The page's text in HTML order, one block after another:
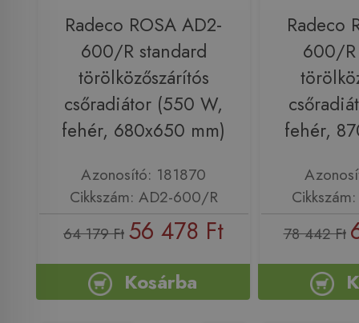
Radeco ROSA AD2-
600/R standard
törölközőszárítós
csőradiátor (550 W,
fehér, 680x650 mm)
Azonosító: 181870
Cikkszám: AD2-600/R
64 179 Ft 56 478 Ft
Kosárba
Radeco
600/R
fehér,
78 442 Ft